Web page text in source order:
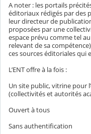
A noter : les portails
éditoriaux rédigés par des
leur directeur de
proposées par une
espace prévu comme tel
relevant de sa
ces sources éditoriales qui
L’ENT offre à la fois :
Un site public, vitrine pour
(collectivités et autorités
Ouvert à tous
Sans authentification